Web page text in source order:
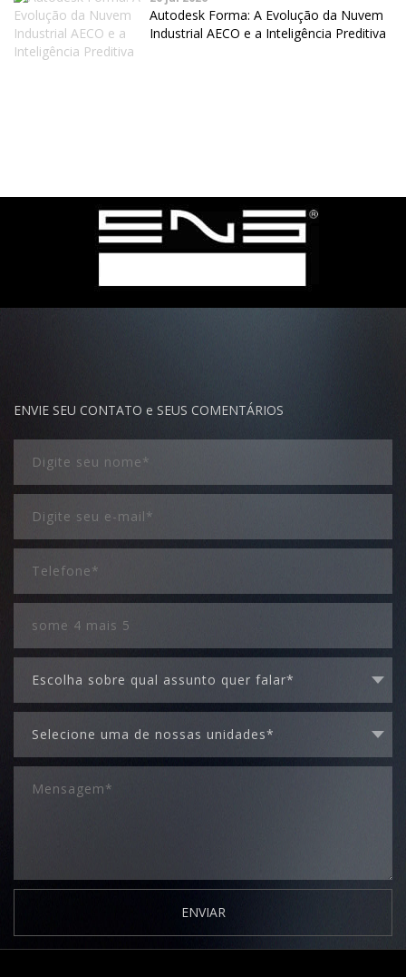
Autodesk Forma: A Evolução da Nuvem
Industrial AECO e a Inteligência Preditiva
ENVIE SEU CONTATO e SEUS COMENTÁRIOS
ENVIAR